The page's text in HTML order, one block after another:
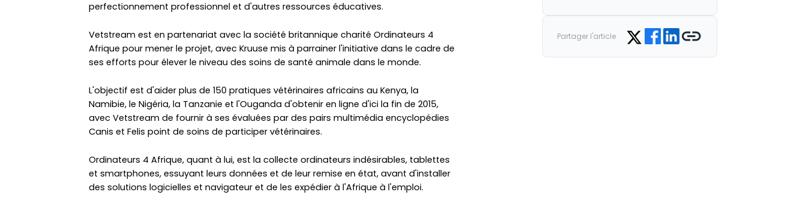
perfectionnement professionnel et d'autres ressources éducatives.
Vetstream est en partenariat avec la société britannique charité Ordinateurs 4
Afrique pour mener le projet, avec Kruuse mis à parrainer l'initiative dans le cadre de
ses efforts pour élever le niveau des soins de santé animale dans le monde.
L'objectif est d'aider plus de 150 pratiques vétérinaires africains au Kenya, la
Namibie, le Nigéria, la Tanzanie et l'Ouganda d'obtenir en ligne d'ici la fin de 2015,
avec Vetstream de fournir à ses évaluées par des pairs multimédia encyclopédies
Canis et Felis point de soins de participer vétérinaires.
Ordinateurs 4 Afrique, quant à lui, est la collecte ordinateurs indésirables, tablettes
et smartphones, essuyant leurs données et de leur remise en état, avant d'installer
des solutions logicielles et navigateur et de les expédier à l'Afrique à l'emploi.
Partager l'article Share on Twitter
Share on Facebook
Share on LinkedIn
Copy link